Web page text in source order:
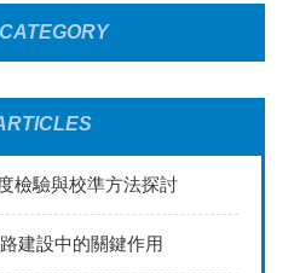
檢驗與校準方法探討
建設中的關鍵作用